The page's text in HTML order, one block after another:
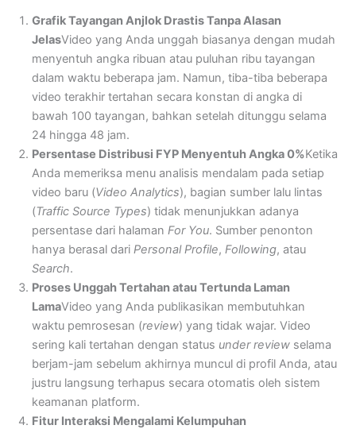
Grafik Tayangan Anjlok Drastis Tanpa Alasan
JelasVideo yang Anda unggah biasanya dengan mudah
menyentuh angka ribuan atau puluhan ribu tayangan
dalam waktu beberapa jam. Namun, tiba-tiba beberapa
video terakhir tertahan secara konstan di angka di
bawah 100 tayangan, bahkan setelah ditunggu selama
24 hingga 48 jam.
Persentase Distribusi FYP Menyentuh Angka 0%Ketika
Anda memeriksa menu analisis mendalam pada setiap
video baru (Video Analytics), bagian sumber lalu lintas
(Traffic Source Types) tidak menunjukkan adanya
persentase dari halaman For You. Sumber penonton
hanya berasal dari Personal Profile, Following, atau
Search.
Proses Unggah Tertahan atau Tertunda Laman
LamaVideo yang Anda publikasikan membutuhkan
waktu pemrosesan (review) yang tidak wajar. Video
sering kali tertahan dengan status under review selama
berjam-jam sebelum akhirnya muncul di profil Anda, atau
justru langsung terhapus secara otomatis oleh sistem
keamanan platform.
Fitur Interaksi Mengalami Kelumpuhan